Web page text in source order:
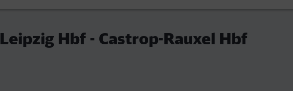
Leipzig Hbf - Castrop-Rauxel Hbf